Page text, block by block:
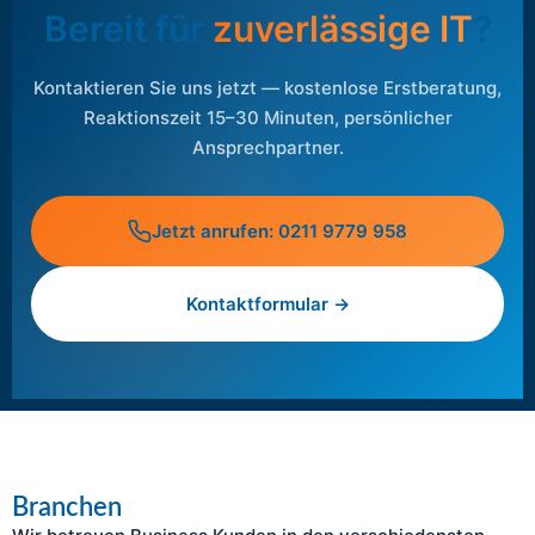
Bereit für zuverlässige IT
Kontaktieren Sie uns jetzt — kostenlose Erstberatung,
Reaktionszeit 15–30 Minuten, persönlicher
Ansprechpartner.
Jetzt anrufen: 0211 9779 958
Kontaktformular →
Branchen